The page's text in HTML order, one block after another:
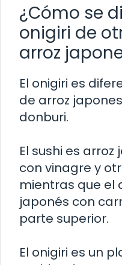
¿Cómo se
onigiri de
arroz
El onigiri es
de arroz
donburi.
El sushi es
con vinagre y
mientras que el
japonés con
parte superior.
El onigiri es un